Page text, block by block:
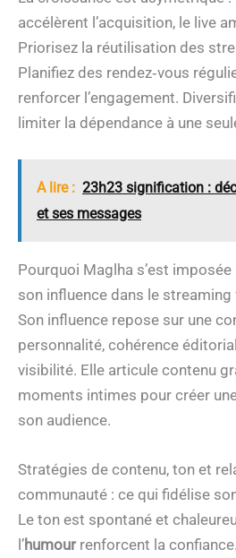
accélèrent l’acquisition, le live
Priorisez la réutilisation des
Planifiez des rendez‑vous
renforcer l’engagement.
limiter la dépendance à une
A lire : 23h23 signification :
et ses messages
Pourquoi Maglha s’est
son influence dans le streaming
Son influence repose sur une
personnalité, cohérence
visibilité. Elle articule contenu
moments intimes pour créer
son audience.
Stratégies de contenu, ton et
communauté : ce qui fidélise
Le ton est spontané et
l’humourrenforcent la